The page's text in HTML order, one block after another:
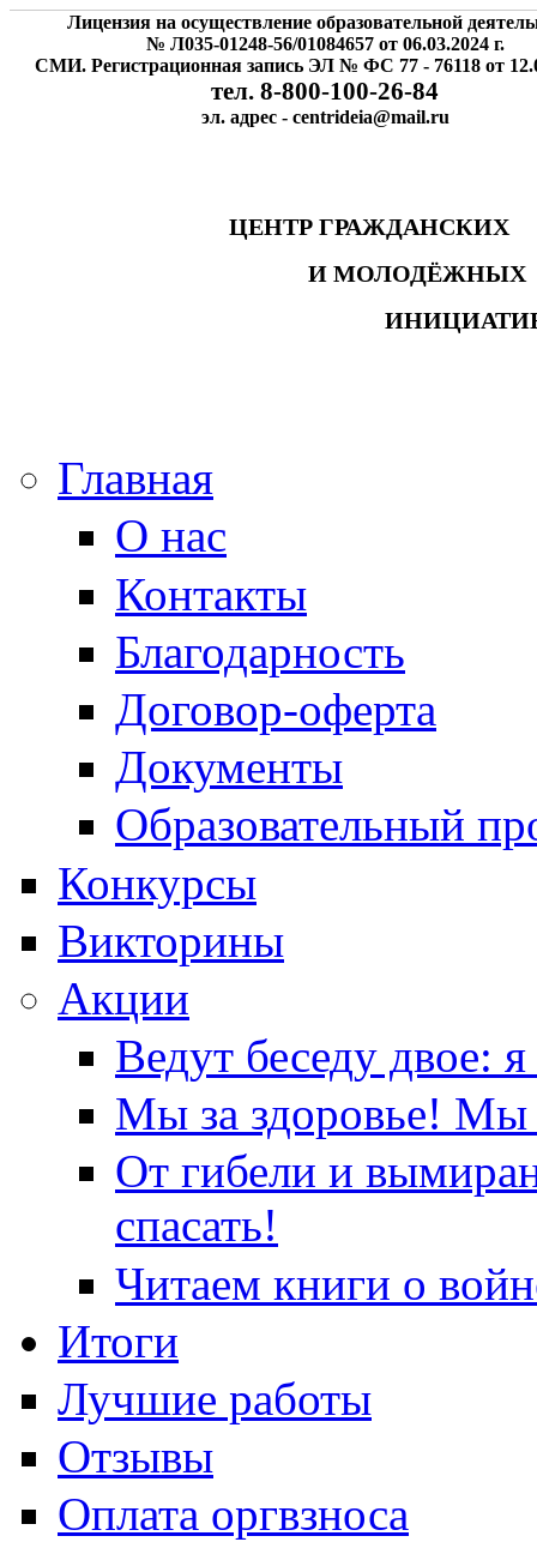
Лицензия на осуществление образовательной
№ Л035-01248-56/01084657 от 06.03.2024 г.
СМИ. Регистрационная запись ЭЛ № ФС 77 - 76118 от
тел. 8-800-100-26-84
эл. адрес - centrideia@mail.ru
ЦЕНТР
И
Главная
О нас
Контакты
Благодарность
Договор-оферта
Документы
Образовательный
Конкурсы
Викторины
Акции
Ведут беседу двое:
Мы за здоровье! Мы
От гибели и
спасать!
Читаем книги о
Итоги
Лучшие работы
Отзывы
Оплата оргвзноса